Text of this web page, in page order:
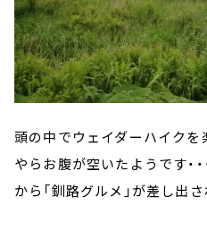
頭の中でウェイダーハイクを
やらお腹が空いたようです・
から「釧路グルメ」が差し出さ